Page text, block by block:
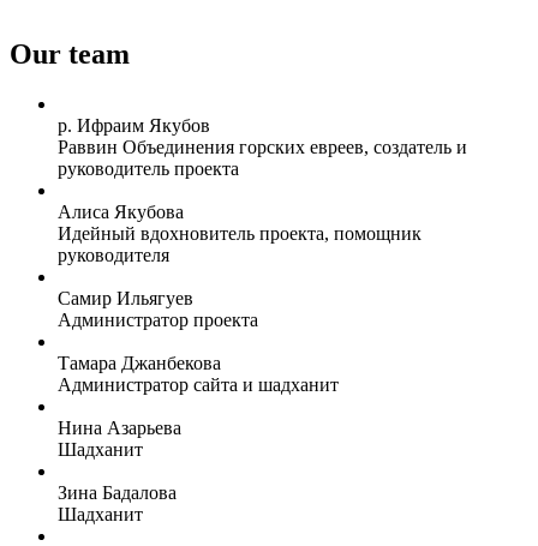
Our team
р. Ифраим Якубов
Раввин Объединения горских евреев, создатель и
руководитель проекта
Алиса Якубова
Идейный вдохновитель проекта, помощник
руководителя
Самир Ильягуев
Администратор проекта
Тамара Джанбекова
Администратор сайта и шадханит
Нина Азарьева
Шадханит
Зина Бадалова
Шадханит